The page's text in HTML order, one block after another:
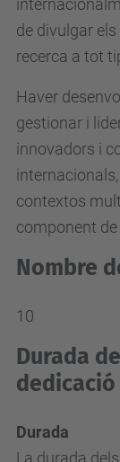
de divulgar
recerca a tot
Haver
gestionar i
innovadors i
contextos
component
Nombre
10
Durada
dedicació
Durada
La durada